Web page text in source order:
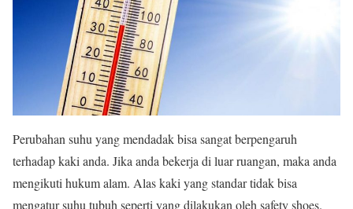
Perubahan suhu yang mendadak bisa sangat berpengaruh
terhadap kaki anda. Jika anda bekerja di luar ruangan, maka anda
mengikuti hukum alam. Alas kaki yang standar tidak bisa
mengatur suhu tubuh seperti yang dilakukan oleh safety shoes.